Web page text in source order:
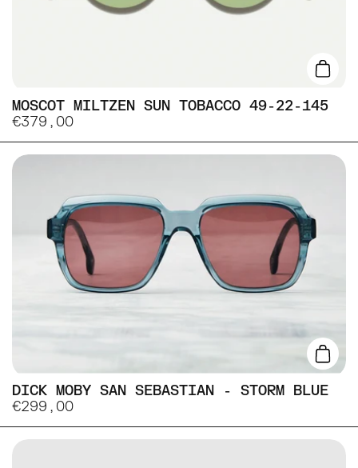
MOSCOT MILTZEN SUN TOBACCO 49-22-145
€379,00
DICK MOBY SAN SEBASTIAN - STORM BLUE
€299,00